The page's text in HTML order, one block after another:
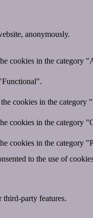
anonymously.
cookies in the category
cookies in the category
cookies in the category
cookies in the category
to the use of
third-party features.